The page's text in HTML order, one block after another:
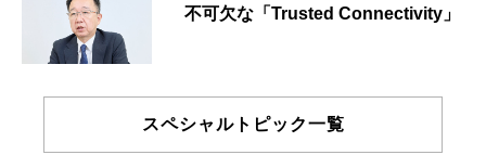
不可欠な「Trusted Connectivity」
スペシャルトピック一覧